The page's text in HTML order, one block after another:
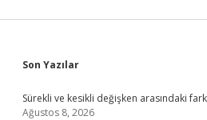
Sidebar
Son Yazılar
Sürekli ve kesikli değişken arasındaki
Ağustos 8, 2026